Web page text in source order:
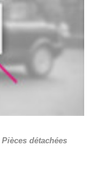
Pièces détachées